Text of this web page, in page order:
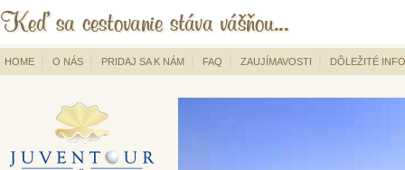
HOME O NÁS PRIDAJ SA K NÁM FAQ ZAUJÍMAVOSTI DÔLEŽITÉ